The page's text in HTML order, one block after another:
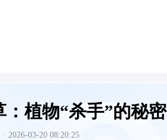
植物“杀手”的秘密
· 2026-03-20 08:20:25